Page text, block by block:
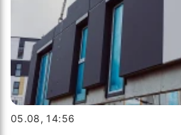
05.08, 14:56